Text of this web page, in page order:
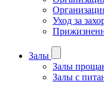
Уход за
Залы
Залы
Залы с